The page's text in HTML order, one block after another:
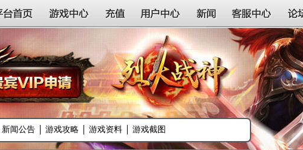
台首页 游戏中心 充值 用户中心 新闻 客服中心 论
新闻公告 游戏攻略 游戏资料 游戏截图